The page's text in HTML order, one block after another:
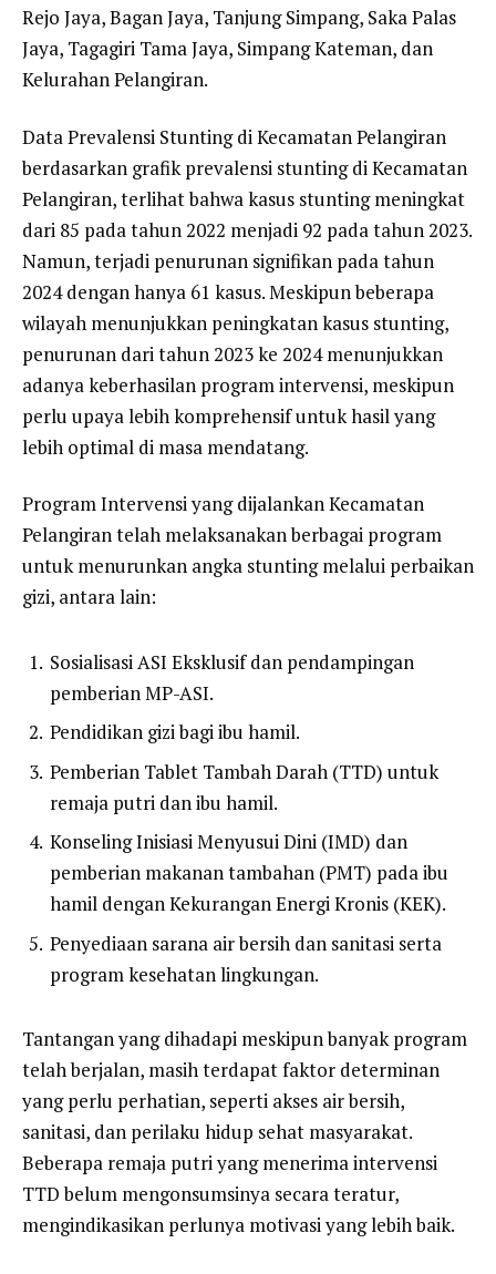
Rejo Jaya, Bagan Jaya, Tanjung Simpang, Saka Palas
Jaya, Tagagiri Tama Jaya, Simpang Kateman, dan
Kelurahan Pelangiran.
Data Prevalensi Stunting di Kecamatan Pelangiran
berdasarkan grafik prevalensi stunting di Kecamatan
Pelangiran, terlihat bahwa kasus stunting meningkat
dari 85 pada tahun 2022 menjadi 92 pada tahun 2023.
Namun, terjadi penurunan signifikan pada tahun
2024 dengan hanya 61 kasus. Meskipun beberapa
wilayah menunjukkan peningkatan kasus stunting,
penurunan dari tahun 2023 ke 2024 menunjukkan
adanya keberhasilan program intervensi, meskipun
perlu upaya lebih komprehensif untuk hasil yang
lebih optimal di masa mendatang.
Program Intervensi yang dijalankan Kecamatan
Pelangiran telah melaksanakan berbagai program
untuk menurunkan angka stunting melalui perbaikan
gizi, antara lain:
Sosialisasi ASI Eksklusif dan pendampingan
pemberian MP-ASI.
Pendidikan gizi bagi ibu hamil.
Pemberian Tablet Tambah Darah (TTD) untuk
remaja putri dan ibu hamil.
Konseling Inisiasi Menyusui Dini (IMD) dan
pemberian makanan tambahan (PMT) pada ibu
hamil dengan Kekurangan Energi Kronis (KEK).
Penyediaan sarana air bersih dan sanitasi serta
program kesehatan lingkungan.
Tantangan yang dihadapi meskipun banyak program
telah berjalan, masih terdapat faktor determinan
yang perlu perhatian, seperti akses air bersih,
sanitasi, dan perilaku hidup sehat masyarakat.
Beberapa remaja putri yang menerima intervensi
TTD belum mengonsumsinya secara teratur,
mengindikasikan perlunya motivasi yang lebih baik.